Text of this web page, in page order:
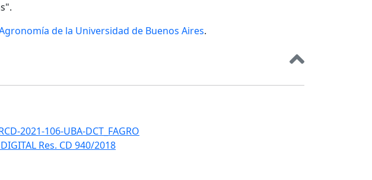
de la Universidad de Buenos Aires.
2021-106-UBA-DCT_FAGRO
Res. CD 940/2018